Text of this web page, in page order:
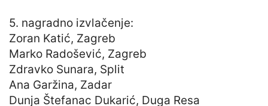
5. nagradno izvlačenje:
Zoran Katić, Zagreb
Marko Radošević, Zagreb
Zdravko Sunara, Split
Ana Garžina, Zadar
Dunja Štefanac Dukarić, Duga Resa